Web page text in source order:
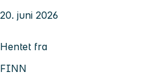
20. juni 2026
Hentet fra
FINN